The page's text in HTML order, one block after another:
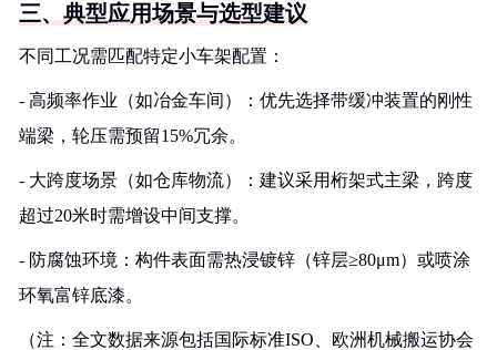
三、典型应用场景与选型建议
不同工况需匹配特定小车架配置：
- 高频率作业（如冶金车间）：优先选择带缓冲装置的刚性
端梁，轮压需预留15%冗余。
- 大跨度场景（如仓库物流）：建议采用桁架式主梁，跨度
超过20米时需增设中间支撑。
- 防腐蚀环境：构件表面需热浸镀锌（锌层≥80μm）或喷涂
环氧富锌底漆。
（注：全文数据来源包括国际标准ISO、欧洲机械搬运协会